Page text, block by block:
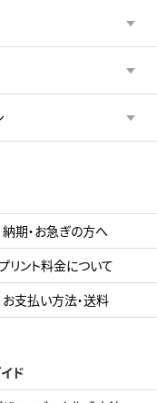
納期・お急ぎの方へ
リント料金について
お支払い方法・送料
ド